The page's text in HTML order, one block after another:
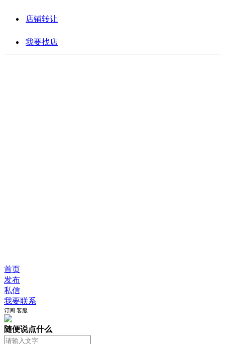
店铺转让
我要找店
首页
发布
私信
我要联系
订阅 客服
随便说点什么